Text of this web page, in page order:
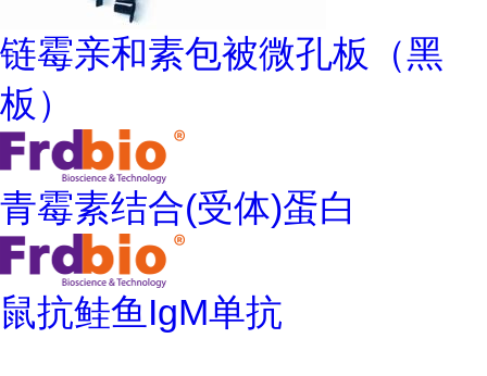
链霉亲和素包被微孔板（黑
板）
青霉素结合(受体)蛋白
鼠抗鲑鱼IgM单抗